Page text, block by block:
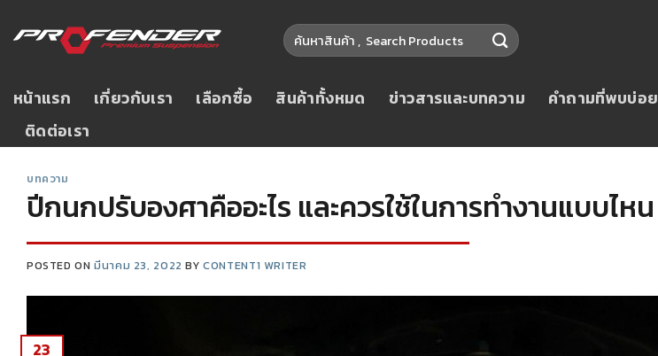
หน้าแรก เกี่ยวกับเรา เลือกซื้อ สินค้าทั้งหมด ข่าวสารและบทความ คำถามที่พบบ่อย
ติดต่อเรา
บทความ
ปีกนกปรับองศาคืออะไร และควรใช้ในการทำงานแบบไหน
POSTED ONมีนาคม 23, 2022 BYCONTENT1 WRITER
23